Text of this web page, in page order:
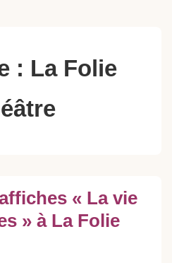
: La Folie
« La vie
» à La Folie